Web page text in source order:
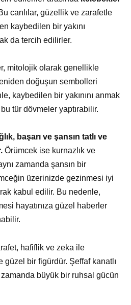
canlılar, güzellik ve zarafetle
kaybedilen bir yakını
da tercih edilirler.
mitolojik olarak genellikle
doğuşun sembolleri
kaybedilen bir yakınını anmak
tür dövmeler yaptırabilir.
başarı ve şansın tatlı ve
Örümcek ise kurnazlık ve
zamanda şansın bir
üzerinizde gezinmesi iyi
kabul edilir. Bu nedenle,
hayatınıza güzel haberler
hafiflik ve zeka ile
bir figürdür. Şeffaf kanatlı
büyük bir ruhsal gücün